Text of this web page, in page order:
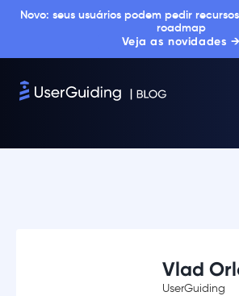
Novo: seus usuários podem pedir
roadmap
Veja as novidades →
Vlad
UserGuiding